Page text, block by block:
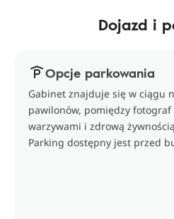
Dojazd i
Opcje parkowania
Gabinet znajduje się w ciągu
pawilonów, pomiędzy fotograf
warzywami i zdrową żywnością
Parking dostępny jest przed